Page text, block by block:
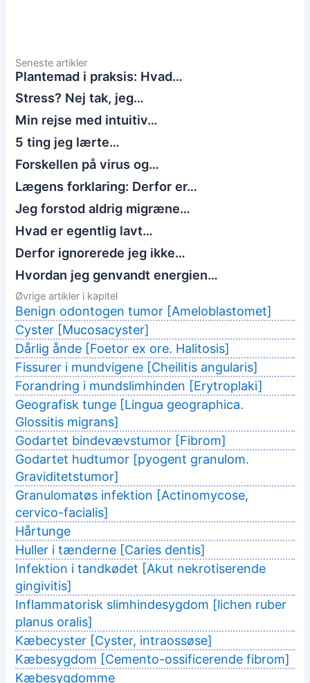
Seneste artikler
Plantemad i praksis: Hvad…
Stress? Nej tak, jeg…
Min rejse med intuitiv…
5 ting jeg lærte…
Forskellen på virus og…
Lægens forklaring: Derfor er…
Jeg forstod aldrig migræne…
Hvad er egentlig lavt…
Derfor ignorerede jeg ikke…
Hvordan jeg genvandt energien…
Øvrige artikler i kapitel
Benign odontogen tumor [Ameloblastomet]
Cyster [Mucosacyster]
Dårlig ånde [Foetor ex ore. Halitosis]
Fissurer i mundvigene [Cheilitis angularis]
Forandring i mundslimhinden [Erytroplaki]
Geografisk tunge [Lingua geographica.
Glossitis migrans]
Godartet bindevævstumor [Fibrom]
Godartet hudtumor [pyogent granulom.
Graviditetstumor]
Granulomatøs infektion [Actinomycose,
cervico-facialis]
Hårtunge
Huller i tænderne [Caries dentis]
Infektion i tandkødet [Akut nekrotiserende
gingivitis]
Inflammatorisk slimhindesygdom [lichen ruber
planus oralis]
Kæbecyster [Cyster, intraossøse]
Kæbesygdom [Cemento-ossificerende fibrom]
Kæbesygdomme